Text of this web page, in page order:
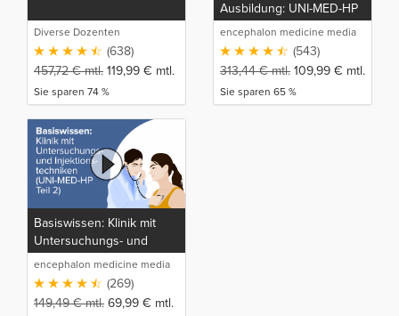
Diverse Dozenten
(638)
457,72€mtl. 119,99 € mtl.
Sie sparen 74 %
Ausbildung: UNI-MED-HP
encephalon medicine media
production GmbH(543)
313,44€mtl. 109,99 € mtl.
Sie sparen 65 %
Basiswissen: Klinik mit
Untersuchungs- und
Injektionstechniken (UNI-
MED-HP Teil 2)
encephalon medicine media
production GmbH(269)
149,49€mtl. 69,99 € mtl.